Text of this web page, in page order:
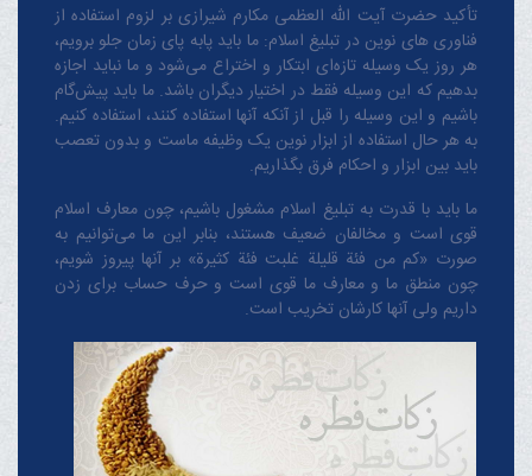
تأکید حضرت آیت الله العظمی مکارم شیرازی بر لزوم استفاده از
فناوری های نوین در تبلیغ اسلام: ما باید پابه پای زمان جلو برویم،
هر روز یک وسیله تازه‌ای ابتکار و اختراع می‌شود و ما نباید اجازه
بدهیم که این وسیله فقط در اختیار دیگران باشد. ما باید پیش‌گام
باشیم و این وسیله را قبل از آنکه آنها استفاده کنند، استفاده کنیم.
به هر حال استفاده از ابزار نوین یک وظیفه ماست و بدون تعصب
باید بین ابزار و احکام فرق بگذاریم.
ما باید با قدرت به تبلیغ اسلام مشغول باشیم، چون معارف اسلام
قوی است و مخالفان ضعیف هستند، بنابر این ما می‌توانیم به
صورت «کم من فئة قلیلة غلبت فئة کثیرة» بر آنها پیروز شویم،
چون منطق‌ ما و معارف ‌ما قوی است و حرف حساب برای زدن
داریم ولی آنها کارشان تخریب است.